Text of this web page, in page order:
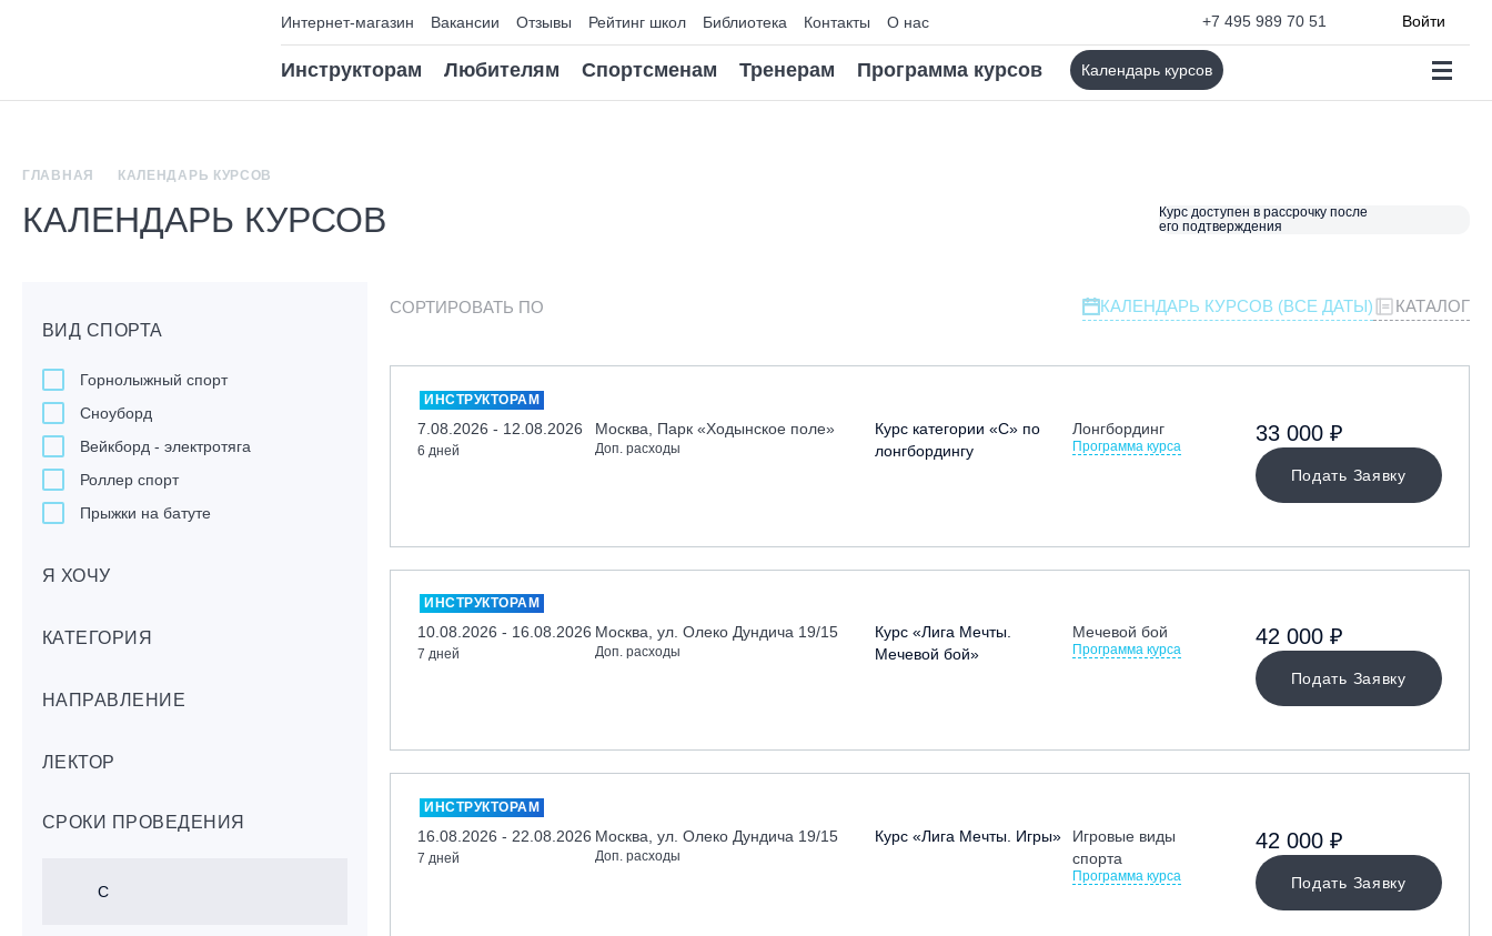
Интернет-магазин Вакансии Отзывы Рейтинг школ Библиотека Контакты О нас +7 495 989 70 51 Войти
Инструкторам Любителям Спортсменам Тренерам Программа курсов Календарь курсов
ГЛАВНАЯ КАЛЕНДАРЬ КУРСОВ
КАЛЕНДАРЬ КУРСОВ
Курс доступен в рассрочку после
его подтверждения
ВИД СПОРТА
Горнолыжный спорт
Сноуборд
Вейкборд - электротяга
Роллер спорт
Прыжки на батуте
Лонгбординг
бордах
Игровые виды спорта
Мечевой бой
Я ХОЧУ
КАТЕГОРИЯ
НАПРАВЛЕНИЕ
ЛЕКТОР
СРОКИ ПРОВЕДЕНИЯ
СОРТИРОВАТЬ ПО КАЛЕНДАРЬ КУРСОВ (ВСЕ ДАТЫ) КАТАЛОГ
ИНСТРУКТОРАМ
7.08.2026 - 12.08.2026
6 дней
Москва, Парк «Ходынское поле»
Доп. расходы
Курс категории «С» по
лонгбордингу
Лонгбординг
Программа курса
Подать Заявку
33 000 ₽
ИНСТРУКТОРАМ
10.08.2026 - 16.08.2026
7 дней
Москва, ул. Олеко Дундича 19/15
Доп. расходы
Курс «Лига Мечты.
Мечевой бой»
Мечевой бой
Программа курса
Подать Заявку
42 000 ₽
ИНСТРУКТОРАМ
16.08.2026 - 22.08.2026
7 дней
Москва, ул. Олеко Дундича 19/15
Доп. расходы
Курс «Лига Мечты. Игры»
Игровые виды
спорта
Программа курса Подать Заявку
42 000 ₽